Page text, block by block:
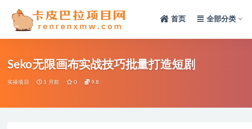
首页 全部分类
Seko无限画布实战技巧批量打造短剧
实操项目 1 月前 0 9.8